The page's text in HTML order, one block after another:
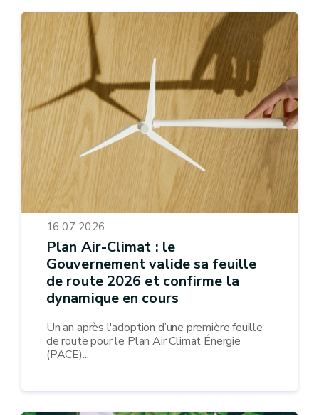
16.07.2026
Plan Air-Climat : le
Gouvernement valide sa feuille
de route 2026 et confirme la
dynamique en cours
Un an après l'adoption d’une première feuille
de route pour le Plan Air Climat Énergie
(PACE)...